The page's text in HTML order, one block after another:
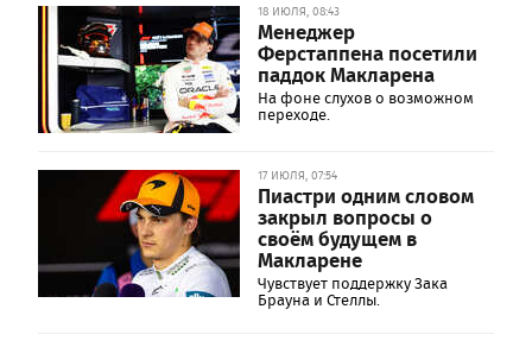
18 ИЮЛЯ, 08:43
Менеджер
Ферстаппена посетили
паддок Макларена
На фоне слухов о возможном
переходе.
17 ИЮЛЯ, 07:54
Пиастри одним словом
закрыл вопросы о
своём будущем в
Макларене
Чувствует поддержку Зака
Брауна и Стеллы.